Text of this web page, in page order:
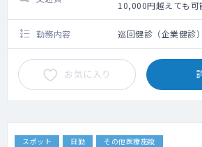
10,000円越えても可
勤務内容 巡回健診（企業健診）
お気に入り
スポット 日勤 その他医療施設